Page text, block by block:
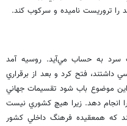
تروريست ناميده و سركوب كند.
سرد به حساب مي‌آيد. روسيه آمد
فتح كرد و بعد از برقراري
موضوع باب شود تقسيمات جهاني
انجام دهد. زيرا هيچ كشوري نيست
كه همعقيده فرهنگ داخلي كشور